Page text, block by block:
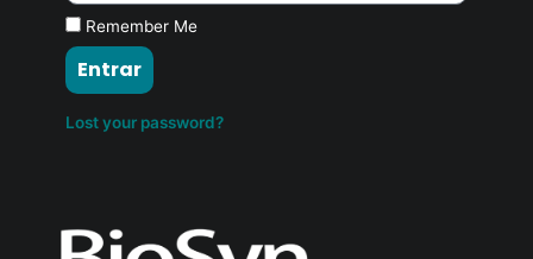
Remember Me
Entrar
Lost your password?